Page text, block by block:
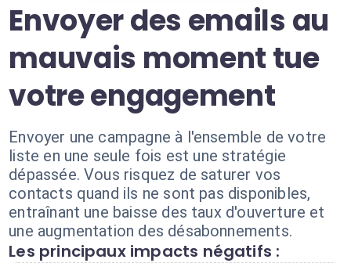
Envoyer des emails au
mauvais moment tue
votre engagement
Envoyer une campagne à l'ensemble de votre
liste en une seule fois est une stratégie
dépassée. Vous risquez de saturer vos
contacts quand ils ne sont pas disponibles,
entraînant une baisse des taux d'ouverture et
une augmentation des désabonnements.
Les principaux impacts négatifs :